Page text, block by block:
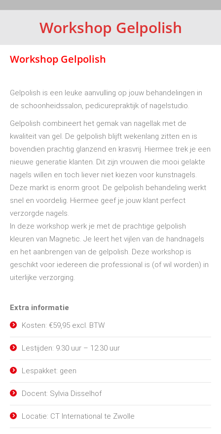
Workshop Gelpolish
Workshop Gelpolish
Gelpolish is een leuke aanvulling op jouw behandelingen in
de schoonheidssalon, pedicurepraktijk of nagelstudio.
Gelpolish combineert het gemak van nagellak met de
kwaliteit van gel. De gelpolish blijft wekenlang zitten en is
bovendien prachtig glanzend en krasvrij. Hiermee trek je een
nieuwe generatie klanten. Dit zijn vrouwen die mooi gelakte
nagels willen en toch liever niet kiezen voor kunstnagels.
Deze markt is enorm groot. De gelpolish behandeling werkt
snel en voordelig. Hiermee geef je jouw klant perfect
verzorgde nagels.
In deze workshop werk je met de prachtige gelpolish
kleuren van Magnetic. Je leert het vijlen van de handnagels
en het aanbrengen van de gelpolish. Deze workshop is
geschikt voor iedereen die professional is (of wil worden) in
uiterlijke verzorging.
Extra informatie
Kosten: €59,95 excl. BTW
Lestijden: 9.30 uur – 12.30 uur
Lespakket: geen
Docent: Sylvia Disselhof
Locatie: CT International te Zwolle